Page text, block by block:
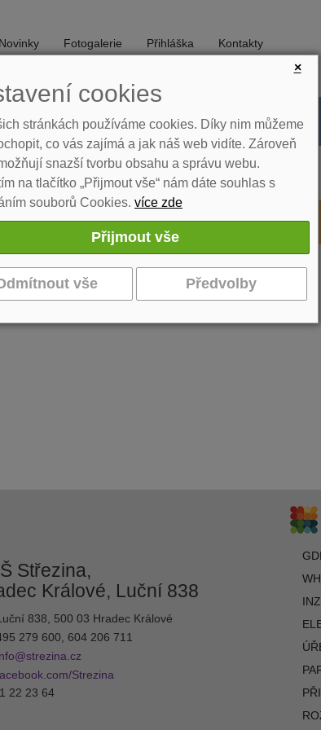
Novinky Fotogalerie Přihláška Kontakty
TANEC
Střezina,
Králové, Luční 838
838, 500 03 Hradec Králové
279 600, 604 206 711
Strezina
22 23 64
×
cookies
stránkách používáme cookies. Díky nim můžeme
co vás zajímá a jak náš web vidíte. Zároveň
snazší tvorbu obsahu a správu webu.
na tlačítko „Přijmout vše“ nám dáte souhlas s
souborů Cookies. více zde